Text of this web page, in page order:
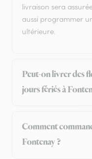
livraison sera
aussi programmer
ultérieure.
Peut-on livrer des
jours fériés à
Comment
Fontenay ?